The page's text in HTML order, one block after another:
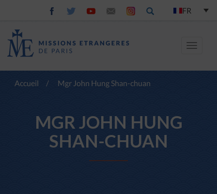
FR
Toggle
Accueil / Mgr John Hung Shan-chuan
MGR JOHN HUNG
SHAN-CHUAN